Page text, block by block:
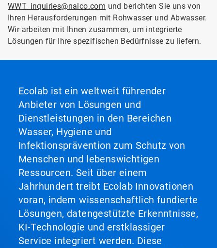
WWT_inquiries@nalco.com und berichten Sie uns von
Ihren Herausforderungen mit Rohwasser und Abwasser.
Wir arbeiten mit Ihnen zusammen, um integrierte
Lösungen für Ihre spezifischen Bedürfnisse zu liefern.
Ecolab ist ein weltweit führender
Anbieter von Lösungen und
Dienstleistungen in den Bereichen
Wasser, Hygiene und
Infektionsprävention zum Schutz von
Menschen und lebenswichtigen
Ressourcen. Seit über einem
Jahrhundert treibt Ecolab Innovationen
voran, indem wissenschaftlich fundierte
Lösungen, datengestützte Erkenntnisse,
KI-Technologie und erstklassiger
Service integriert werden. Diese